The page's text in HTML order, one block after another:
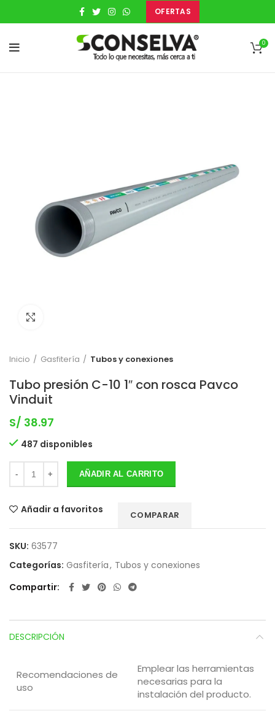
OFERTAS
0
Inicio Gasfitería Tubos y conexiones
Tubo presión C-10 1″ con rosca Pavco
Vinduit
S/ 38.97
487 disponibles
AÑADIR AL CARRITO
Añadir a favoritos COMPARAR
SKU: 63577
Categorías: Gasfitería, Tubos y conexiones
Compartir
DESCRIPCIÓN
Recomendaciones de
uso
Emplear las herramientas
necesarias para la
instalación del producto.